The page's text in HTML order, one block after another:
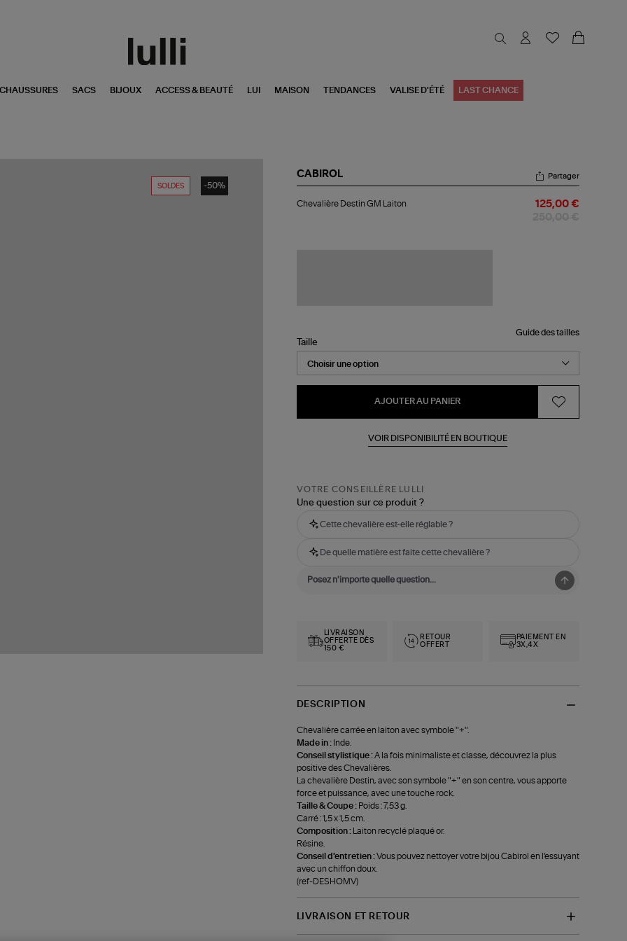
CHAUSSURES SACS BIJOUX ACCESS & BEAUTÉ LUI MAISON TENDANCES VALISE D'ÉTÉ LAST CHANCE
SOLDES -50%
CABIROL
Destin
Partager
Chevalière Destin GM Laiton 125,00 €
Guide des tailles
Taille
AJOUTER AU PANIER
VOIR DISPONIBILITÉ EN BOUTIQUE
VOTRE CONSEILLÈRE LULLI
Une question sur ce produit ?
Cette chevalière est-elle réglable ?
De quelle matière est faite cette chevalière ?
LIVRAISON
OFFERTE DÈS
150 €
RETOUR
OFFERT
PAIEMENT EN
3X,4X
DESCRIPTION
Chevalière carrée en laiton avec symbole "+".
Made in : Inde.
Conseil stylistique :A la fois minimaliste et classe, découvrez la plus
positive des Chevalières.
La chevalière Destin, avec son symbole "+" en son centre, vous apporte
force et puissance, avec une touche rock.
Taille & Coupe : Poids : 7,53 g.
Carré : 1,5 x 1,5 cm.
Composition :
Laiton recyclé plaqué or.
Résine.
Conseil d'entretien :Vous pouvez nettoyer votre bijou Cabirol en l'essuyant
avec un chiffon doux.
(ref-DESHOMV)
LIVRAISON ET RETOUR